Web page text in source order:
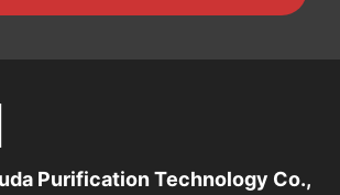
Purification Technology Co.,